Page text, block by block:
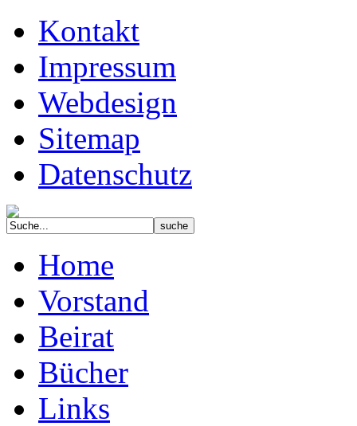
Kontakt
Impressum
Webdesign
Sitemap
Datenschutz
Home
Vorstand
Beirat
Bücher
Links